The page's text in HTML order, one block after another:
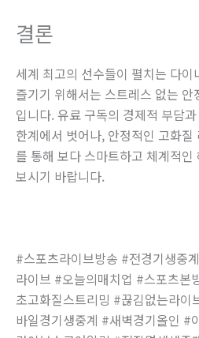
결론
세계 최고의 선수들이 펼치는 다이
즐기기 위해서는 스트레스 없는
입니다. 유료 구독의 경제적 부담
한계에서 벗어나, 안정적인 고화
를 통해 보다 스마트하고 체계적
보시기 바랍니다.
#스포츠라이브방송 #전경기생중
라이브 #오늘의매치업 #스포츠본
초고화질스트리밍 #끊김없는라이
바일경기생중계 #새벽경기올인 #